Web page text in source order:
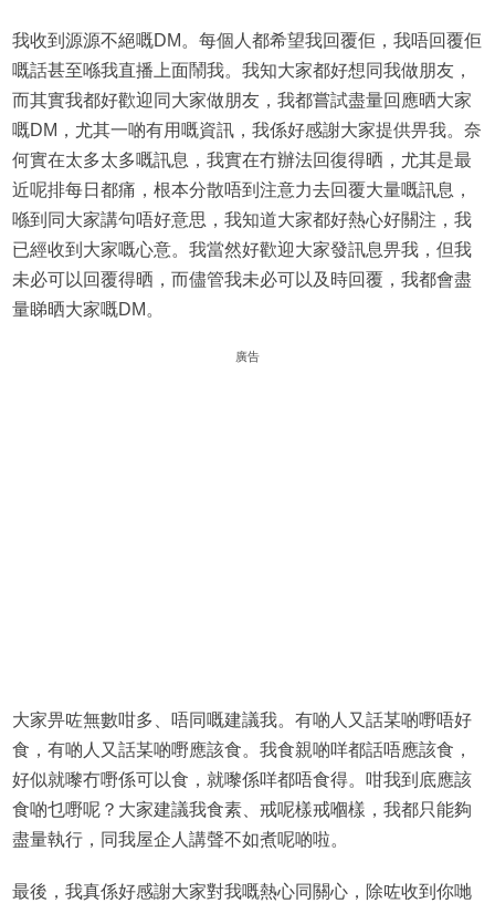
我收到源源不絕嘅DM。每個人都希望我回覆佢，我唔回覆佢
嘅話甚至喺我直播上面鬧我。我知大家都好想同我做朋友，
而其實我都好歡迎同大家做朋友，我都嘗試盡量回應晒大家
嘅DM，尤其一啲有用嘅資訊，我係好感謝大家提供畀我。奈
何實在太多太多嘅訊息，我實在冇辦法回復得晒，尤其是最
近呢排每日都痛，根本分散唔到注意力去回覆大量嘅訊息，
喺到同大家講句唔好意思，我知道大家都好熱心好關注，我
已經收到大家嘅心意。我當然好歡迎大家發訊息畀我，但我
未必可以回覆得晒，而儘管我未必可以及時回覆，我都會盡
量睇晒大家嘅DM。
廣告
大家畀咗無數咁多、唔同嘅建議我。有啲人又話某啲嘢唔好
食，有啲人又話某啲嘢應該食。我食親啲咩都話唔應該食，
好似就嚟冇嘢係可以食，就嚟係咩都唔食得。咁我到底應該
食啲乜嘢呢？大家建議我食素、戒呢樣戒嗰樣，我都只能夠
盡量執行，同我屋企人講聲不如煮呢啲啦。
最後，我真係好感謝大家對我嘅熱心同關心，除咗收到你哋